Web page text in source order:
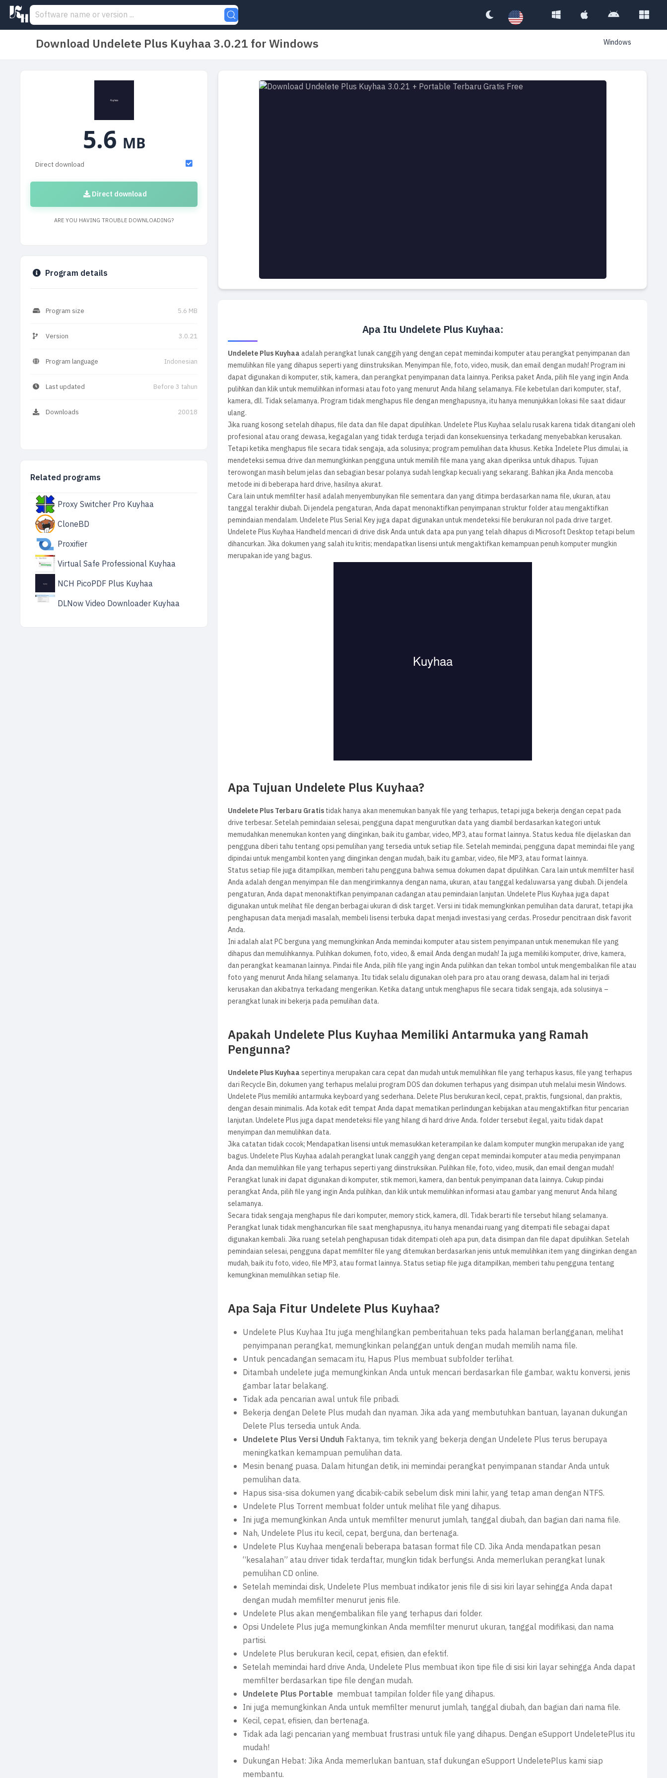
Download Undelete Plus Kuyhaa 3.0.21 for Windows Windows
Apa Itu Undelete Plus Kuyhaa:
Undelete Plus Kuyhaaadalah perangkat lunak canggih yang dengan cepat memindai komputer atau perangkat penyimpanan dan
memulihkan file yang dihapus seperti yang diinstruksikan. Menyimpan file, foto, video, musik, dan email dengan mudah! Program ini
dapat digunakan di komputer, stik, kamera, dan perangkat penyimpanan data lainnya. Periksa paket Anda, pilih file yang ingin Anda
pulihkan dan klik untuk memulihkan informasi atau foto yang menurut Anda hilang selamanya. File kebetulan dari komputer, staf,
kamera, dll. Tidak selamanya. Program tidak menghapus file dengan menghapusnya, itu hanya menunjukkan lokasi file saat didaur
ulang.
Jika ruang kosong setelah dihapus, file data dan file dapat dipulihkan. Undelete Plus Kuyhaa selalu rusak karena tidak ditangani oleh
profesional atau orang dewasa, kegagalan yang tidak terduga terjadi dan konsekuensinya terkadang menyebabkan kerusakan.
Tetapi ketika menghapus file secara tidak sengaja, ada solusinya; program pemulihan data khusus. Ketika Indelete Plus dimulai, ia
mendeteksi semua drive dan memungkinkan pengguna untuk memilih file mana yang akan diperiksa untuk dihapus. Tujuan
terowongan masih belum jelas dan sebagian besar polanya sudah lengkap kecuali yang sekarang. Bahkan jika Anda mencoba
metode ini di beberapa hard drive, hasilnya akurat.
Cara lain untuk memfilter hasil adalah menyembunyikan file sementara dan yang ditimpa berdasarkan nama file, ukuran, atau
tanggal terakhir diubah. Di jendela pengaturan, Anda dapat menonaktifkan penyimpanan struktur folder atau mengaktifkan
pemindaian mendalam. Undelete Plus Serial Key juga dapat digunakan untuk mendeteksi file berukuran nol pada drive target.
Undelete Plus Kuyhaa Handheld mencari di drive disk Anda untuk data apa pun yang telah dihapus di Microsoft Desktop tetapi belum
dihancurkan. Jika dokumen yang salah itu kritis; mendapatkan lisensi untuk mengaktifkan kemampuan penuh komputer mungkin
merupakan ide yang bagus.
Apa Tujuan Undelete Plus Kuyhaa?
Undelete Plus Terbaru Gratistidak hanya akan menemukan banyak file yang terhapus, tetapi juga bekerja dengan cepat pada
drive terbesar. Setelah pemindaian selesai, pengguna dapat mengurutkan data yang diambil berdasarkan kategori untuk
memudahkan menemukan konten yang diinginkan, baik itu gambar, video, MP3, atau format lainnya. Status kedua file dijelaskan dan
pengguna diberi tahu tentang opsi pemulihan yang tersedia untuk setiap file. Setelah memindai, pengguna dapat memindai file yang
dipindai untuk mengambil konten yang diinginkan dengan mudah, baik itu gambar, video, file MP3, atau format lainnya.
Status setiap file juga ditampilkan, memberi tahu pengguna bahwa semua dokumen dapat dipulihkan. Cara lain untuk memfilter hasil
Anda adalah dengan menyimpan file dan mengirimkannya dengan nama, ukuran, atau tanggal kedaluwarsa yang diubah. Di jendela
pengaturan, Anda dapat menonaktifkan penyimpanan cadangan atau pemindaian lanjutan. Undelete Plus Kuyhaa juga dapat
digunakan untuk melihat file dengan berbagai ukuran di disk target. Versi ini tidak memungkinkan pemulihan data darurat, tetapi jika
penghapusan data menjadi masalah, membeli lisensi terbuka dapat menjadi investasi yang cerdas. Prosedur pencitraan disk favorit
Anda.
Ini adalah alat PC berguna yang memungkinkan Anda memindai komputer atau sistem penyimpanan untuk menemukan file yang
dihapus dan memulihkannya. Pulihkan dokumen, foto, video, & email Anda dengan mudah! Ia juga memiliki komputer, drive, kamera,
dan perangkat keamanan lainnya. Pindai file Anda, pilih file yang ingin Anda pulihkan dan tekan tombol untuk mengembalikan file atau
foto yang menurut Anda hilang selamanya. Itu tidak selalu digunakan oleh para pro atau orang dewasa, dalam hal ini terjadi
kerusakan dan akibatnya terkadang mengerikan. Ketika datang untuk menghapus file secara tidak sengaja, ada solusinya –
perangkat lunak ini bekerja pada pemulihan data.
Apakah Undelete Plus Kuyhaa Memiliki Antarmuka yang Ramah
Pengunna?
Undelete Plus Kuyhaasepertinya merupakan cara cepat dan mudah untuk memulihkan file yang terhapus kasus, file yang terhapus
dari Recycle Bin, dokumen yang terhapus melalui program DOS dan dokumen terhapus yang disimpan utuh melalui mesin Windows.
Undelete Plus memiliki antarmuka keyboard yang sederhana. Delete Plus berukuran kecil, cepat, praktis, fungsional, dan praktis,
dengan desain minimalis. Ada kotak edit tempat Anda dapat mematikan perlindungan kebijakan atau mengaktifkan fitur pencarian
lanjutan. Undelete Plus juga dapat mendeteksi file yang hilang di hard drive Anda. folder tersebut ilegal, yaitu tidak dapat
menyimpan dan memulihkan data.
Jika catatan tidak cocok; Mendapatkan lisensi untuk memasukkan keterampilan ke dalam komputer mungkin merupakan ide yang
bagus. Undelete Plus Kuyhaa adalah perangkat lunak canggih yang dengan cepat memindai komputer atau media penyimpanan
Anda dan memulihkan file yang terhapus seperti yang diinstruksikan. Pulihkan file, foto, video, musik, dan email dengan mudah!
Perangkat lunak ini dapat digunakan di komputer, stik memori, kamera, dan bentuk penyimpanan data lainnya. Cukup pindai
perangkat Anda, pilih file yang ingin Anda pulihkan, dan klik untuk memulihkan informasi atau gambar yang menurut Anda hilang
selamanya.
Secara tidak sengaja menghapus file dari komputer, memory stick, kamera, dll. Tidak berarti file tersebut hilang selamanya.
Perangkat lunak tidak menghancurkan file saat menghapusnya, itu hanya menandai ruang yang ditempati file sebagai dapat
digunakan kembali. Jika ruang setelah penghapusan tidak ditempati oleh apa pun, data disimpan dan file dapat dipulihkan. Setelah
pemindaian selesai, pengguna dapat memfilter file yang ditemukan berdasarkan jenis untuk memulihkan item yang diinginkan dengan
mudah, baik itu foto, video, file MP3, atau format lainnya. Status setiap file juga ditampilkan, memberi tahu pengguna tentang
kemungkinan memulihkan setiap file.
Apa Saja Fitur Undelete Plus Kuyhaa?
Undelete Plus Kuyhaa Itu juga menghilangkan pemberitahuan teks pada halaman berlangganan, melihat
penyimpanan perangkat, memungkinkan pelanggan untuk dengan mudah memilih nama file.
Untuk pencadangan semacam itu, Hapus Plus membuat subfolder terlihat.
Ditambah undelete juga memungkinkan Anda untuk mencari berdasarkan file gambar, waktu konversi, jenis
gambar latar belakang.
Tidak ada pencarian awal untuk file pribadi.
Bekerja dengan Delete Plus mudah dan nyaman. Jika ada yang membutuhkan bantuan, layanan dukungan
Delete Plus tersedia untuk Anda.
Undelete Plus Versi Unduh Faktanya, tim teknik yang bekerja dengan Undelete Plus terus berupaya
meningkatkan kemampuan pemulihan data.
Mesin benang puasa. Dalam hitungan detik, ini memindai perangkat penyimpanan standar Anda untuk
pemulihan data.
Hapus sisa-sisa dokumen yang dicabik-cabik sebelum disk mini lahir, yang tetap aman dengan NTFS.
Undelete Plus Torrent membuat folder untuk melihat file yang dihapus.
Ini juga memungkinkan Anda untuk memfilter menurut jumlah, tanggal diubah, dan bagian dari nama file.
Nah, Undelete Plus itu kecil, cepat, berguna, dan bertenaga.
Undelete Plus Kuyhaa mengenali beberapa batasan format file CD. Jika Anda mendapatkan pesan
“kesalahan” atau driver tidak terdaftar, mungkin tidak berfungsi. Anda memerlukan perangkat lunak
pemulihan CD online.
Setelah memindai disk, Undelete Plus membuat indikator jenis file di sisi kiri layar sehingga Anda dapat
dengan mudah memfilter menurut jenis file.
Undelete Plus akan mengembalikan file yang terhapus dari folder.
Opsi Undelete Plus juga memungkinkan Anda memfilter menurut ukuran, tanggal modifikasi, dan nama
partisi.
Undelete Plus berukuran kecil, cepat, efisien, dan efektif.
Setelah memindai hard drive Anda, Undelete Plus membuat ikon tipe file di sisi kiri layar sehingga Anda dapat
memfilter berdasarkan tipe file dengan mudah.
Undelete Plus Portable membuat tampilan folder file yang dihapus.
Ini juga memungkinkan Anda untuk memfilter menurut jumlah, tanggal diubah, dan bagian dari nama file.
Kecil, cepat, efisien, dan bertenaga.
Tidak ada lagi pencarian yang membuat frustrasi untuk file yang dihapus. Dengan eSupport UndeletePlus itu
mudah!
Dukungan Hebat: Jika Anda memerlukan bantuan, staf dukungan eSupport UndeletePlus kami siap
membantu.
5.6 MB
Direct download
Direct download
ARE YOU HAVING TROUBLE DOWNLOADING?
Program details
Program size 5.6 MB
Version 3.0.21
Program language Indonesian
Last updated Before 3 tahun
Downloads 20018
Related programs
Proxy Switcher Pro Kuyhaa
CloneBD
Proxifier
Virtual Safe Professional Kuyhaa
NCH PicoPDF Plus Kuyhaa
DLNow Video Downloader Kuyhaa